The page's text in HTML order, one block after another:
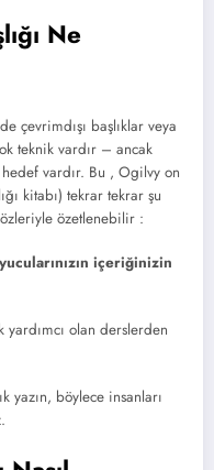
Ne
çevrimdışı başlıklar veya
teknik vardır – ancak
vardır. Bu , Ogilvy on
kitabı) tekrar tekrar şu
özetlenebilir :
içeriğinizin
olan derslerden
yazın, böylece insanları